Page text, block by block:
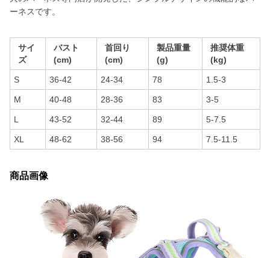
ーネスです。
サイ
ズ
バスト
(cm)
首回り
(cm)
製品重量
(g)
推奨体重
(kg)
S 36-42 24-34 78 1.5-3
M 40-48 28-36 83 3-5
L 43-52 32-44 89 5-7.5
XL 48-62 38-56 94 7.5-11.5
商品画像